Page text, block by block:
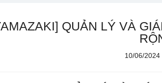
QUẢN LÝ VÀ
10/06/